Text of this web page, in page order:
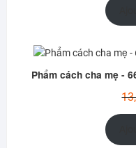
Phẩm cách cha mẹ -